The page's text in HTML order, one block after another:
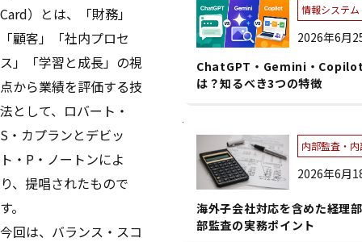
Card）とは、「財務」
「顧客」「社内プロセ
ス」「学習と成長」の視
点から業績を評価する技
法として、ロバート・
S・カプランとデビッ
ト・P・ノートンによ
り、提唱されたもので
す。
今回は、バランス・スコ
情報システム
2026年6月
ChatGPT・Gemini・
は？知るべき3つの特徴
内部監査・
2026年6月
海外子会社対応を含めた経理
部監査の実務ポイント